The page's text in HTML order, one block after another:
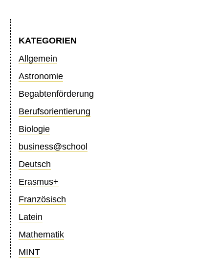
KATEGORIEN
Allgemein
Astronomie
Begabtenförderung
Berufsorientierung
Biologie
business@school
Deutsch
Erasmus+
Französisch
Latein
Mathematik
MINT